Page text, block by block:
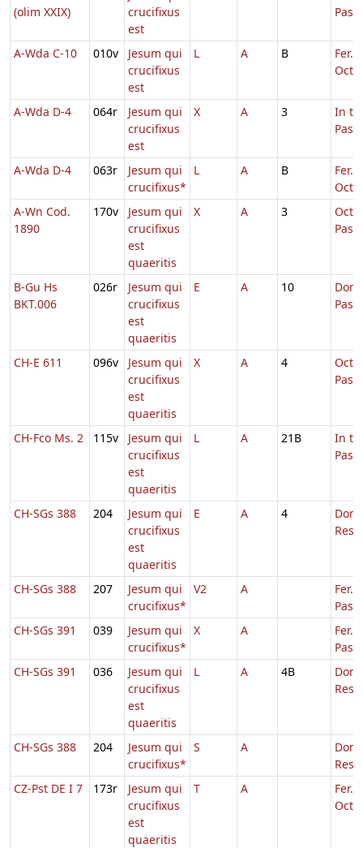
(olim XXIX)
crucifixus
est
A-Wda C-10 010v
Jesum qui
crucifixus
est
L A B
Fer.
A-Wda D-4 064r
Jesum qui
crucifixus
est
X A 3
In
A-Wda D-4 063r
Jesum qui
crucifixus*
L A B
Fer.
A-Wn Cod.
1890
170v
Jesum qui
crucifixus
est
quaeritis
X A 3
B-Gu Hs
BKT.006
026r
Jesum qui
crucifixus
est
quaeritis
E A 10
CH-E 611 096v
Jesum qui
crucifixus
est
quaeritis
X A 4
CH-Fco Ms. 2 115v
Jesum qui
crucifixus
est
quaeritis
L A 21B
In
CH-SGs 388 204
Jesum qui
crucifixus
est
quaeritis
E A 4
Dom.
CH-SGs 388 207
Jesum qui
crucifixus*
V2 A
Fer.
CH-SGs 391
039
Jesum qui
crucifixus*
X A
Fer.
CH-SGs 391
036
Jesum qui
crucifixus
est
quaeritis
L A 4B
Dom.
CH-SGs 388 204
Jesum qui
crucifixus*
S A
Dom.
CZ-Pst DE I 7
173r
Jesum qui
crucifixus
est
quaeritis
T A
Fer.